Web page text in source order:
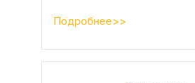
Подробнее>>